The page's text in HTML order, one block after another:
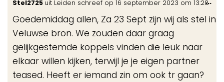
Stel2725 uit Leiden schreef op 16 september 2023 om 13:28
Goedemiddag allen, Za 23 Sept zijn wij als stel in
Veluwse bron. We zouden daar graag
gelijkgestemde koppels vinden die leuk naar
elkaar willen kijken, terwijl je je eigen partner
teased. Heeft er iemand zin om ook tr gaan?